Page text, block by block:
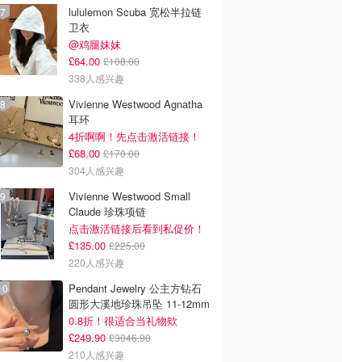
lululemon Scuba 宽松半拉链
卫衣
@鸡腿妹妹
£64.00 £108.00
338人感兴趣
Vivienne Westwood Agnatha
耳环
4折啊啊！先点击激活链接！
£68.00 £170.00
304人感兴趣
Vivienne Westwood Small
Claude 珍珠项链
点击激活链接后看到私促价！
£135.00 £225.00
220人感兴趣
Pendant Jewelry 公主方钻石
圆形大溪地珍珠吊坠 11-12mm
0.8折！很适合当礼物欸
£249.90 £3046.90
210人感兴趣